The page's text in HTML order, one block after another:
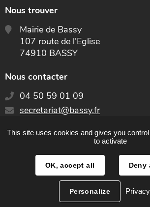
Nous trouver
Mairie de Bassy
107 route de l’Eglise
74910 BASSY
Nous contacter
04 50 59 01 09
E-
:
secretariat@bassy.fr
This site uses cookies and gives you
to activate
OK, accept all Deny
Personalize